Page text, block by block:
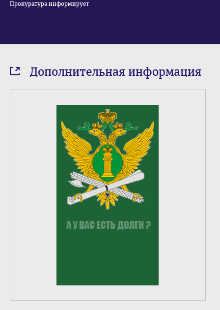
Прокуратура информирует
Дополнительная информация